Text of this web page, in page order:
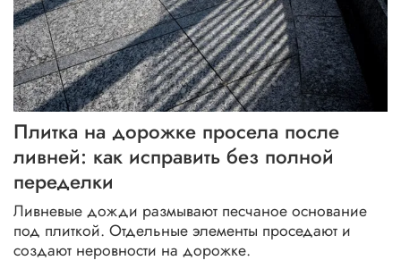
Плитка на дорожке просела после
ливней: как исправить без полной
переделки
Ливневые дожди размывают песчаное основание
под плиткой. Отдельные элементы проседают и
создают неровности на дорожке.